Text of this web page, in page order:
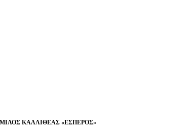
ΚΑΛΛΙΘΕΑΣ «ΕΣΠΕΡΟΣ»